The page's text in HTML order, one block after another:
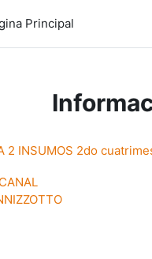
Principal
2 INSUMOS 2do